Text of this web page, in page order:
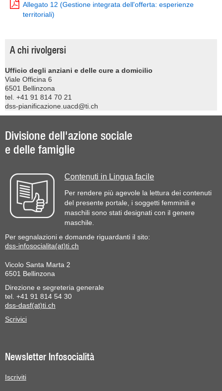
Allegato 12 (Gestione integrata dell'offerta: esperienze
territoriali)
A chi rivolgersi
Ufficio degli anziani e delle cure a domicilio
Viale Officina 6
6501 Bellinzona
tel. +41 91 814 70 21
dss-pianificazione.uacd@ti.ch
Divisione dell'azione sociale
e delle famiglie
Contenuti in Lingua facile
Per rendere più agevole la lettura dei contenuti
del presente portale, i soggetti femminili e
maschili sono stati designati con il genere
maschile.
Per segnalazioni e domande riguardanti il sito:
dss-infosocialita(at)ti.ch
Vicolo Santa Marta 2
6501 Bellinzona
Direzione e segreteria generale
tel. +41 91 814 54 30
dss-dasf(at)ti.ch
Scrivici
Newsletter Infosocialità
Iscriviti